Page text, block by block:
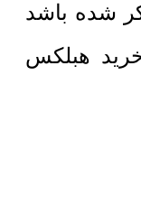
شده باشد
خرید هبلکس